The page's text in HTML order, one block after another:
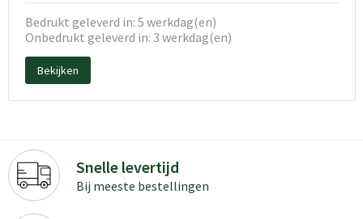
Bedrukt geleverd in: 5 werkdag(en)
Onbedrukt geleverd in: 3 werkdag(en)
Bekijken
Snelle levertijd
Bij meeste bestellingen